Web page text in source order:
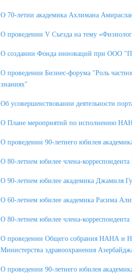
О 70-летии академика Ахлимана
О проведении V Съезда на тему
О создании Фонда инноваций при ООО
О проведении Бизнес-форума "Роль
знаниях"
Об усовершенствовании деятельности
О Плане мероприятий по исполнению
О проведении 90-летнего юбилея
О 80-летнем юбилее члена-
О 90-летнем юбилее академика Джамиля
О 60-летнем юбилее академика Расима
О 80-летнем юбилее члена-
О проведении Общего собрания НАНА и
Министерства здравоохранения
О проведении 90-летнего юбилея